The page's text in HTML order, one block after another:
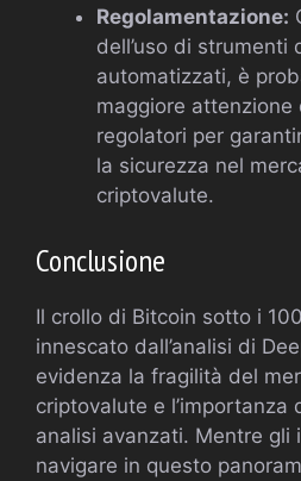
Regolamentazione:
dell’uso di strumenti
automatizzati, è
maggiore
regolatori per
la sicurezza nel
criptovalute.
Conclusione
Il crollo di Bitcoin sotto i
innescato dall’analisi di
evidenza la fragilità del
criptovalute e l’importanza
analisi avanzati. Mentre gli
navigare in questo